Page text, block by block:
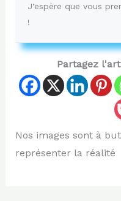
J'espère que vous
!
Partagez
Nos images sont à
représenter la réalité